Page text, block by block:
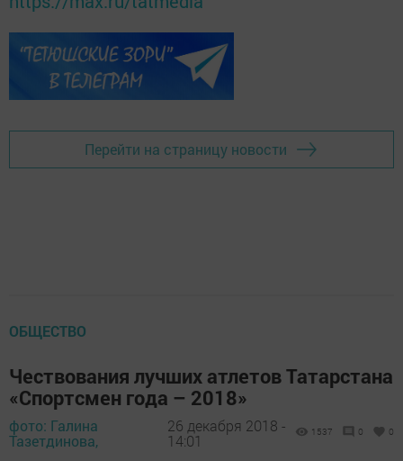
Перейти на страницу новости
ОБЩЕСТВО
Чествования лучших атлетов Татарстана
«Спортсмен года – 2018»
фото: Галина
Тазетдинова,
26 декабря 2018 -
14:01
1537 0 0